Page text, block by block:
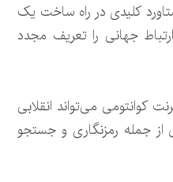
کلیدی در راه ساخت یک
جهانی را تعریف مجدد
کوانتومی می‌تواند انقلابی
جمله رمزنگاری و جستجو